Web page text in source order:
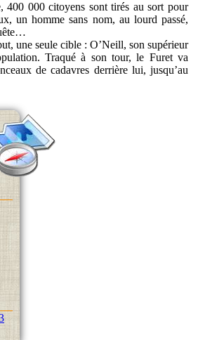
400 000 citoyens sont tirés au sort pour
un homme sans nom, au lourd passé,
une seule cible : O’Neill, son supérieur
Traqué à son tour, le Furet va
de cadavres derrière lui, jusqu’au